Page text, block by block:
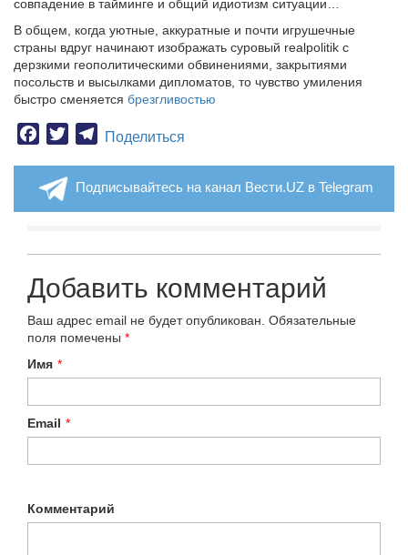
совпадение в тайминге и общий идиотизм ситуации…
В общем, когда уютные, аккуратные и почти игрушечные
страны вдруг начинают изображать суровый realpolitik с
дерзкими геополитическими обвинениями, закрытиями
посольств и высылками дипломатов, то чувство умиления
быстро сменяется брезгливостью
Facebook
TwitterTelegram
Поделиться
Подписывайтесь на канал Вести.UZ в Telegram
Добавить комментарий
Ваш адрес email не будет опубликован. Обязательные
поля помечены *
Имя *
Email *
Комментарий